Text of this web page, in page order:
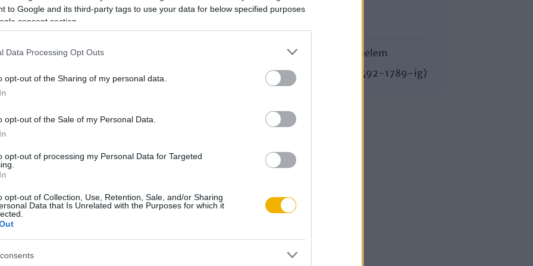
to Google and its third-party tags to use your data for below specified purposes
consent section.
Data Processing Opt Outs
opt-out of the Sharing of my personal data.
opt-out of the Sale of my Personal Data.
opt-out of processing my Personal Data for Targeted
opt-out of Collection, Use, Retention, Sale, and/or Sharing
Data that Is Unrelated with the Purposes for which it
ők azok, akik szofisztikus patvarkodásokkal,
hízelkedéssel és hatásos hazugságokkal,
és az igazság mázával felékesített színtiszta
hanem a privilégiumokat és megerősített
hogy a nagyságos urakat is elámítják
hitük hihetetlen gyalázatára” – írta Alvinczi
200 Ft-ért
kap minden történelmi tartalmunkhoz:
tartalma
Próbálja ki!
200 FT-ÉRT
Korszak
Egyetemes történelem
A kora újkor (1492-1789-ig)